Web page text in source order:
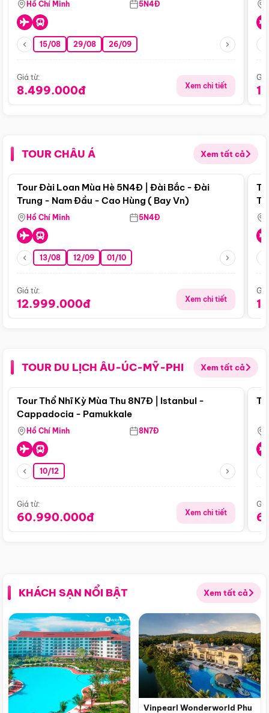
Hồ Chí Minh 5N4Đ
15/08 29/08 26/09
Giá từ:
8.499.000đ Xem chi tiết
TOUR CHÂU Á Xem tất cả
Điểm nổi bật
Tour Đài Loan Mùa Hè 5N4Đ | Đài Bắc - Đài
Trung - Nam Đầu - Cao Hùng ( Bay Vn)
Hồ Chí Minh 5N4Đ
13/08 12/09 01/10
Giá từ:
12.999.000đ Xem chi tiết
TOUR DU LỊCH ÂU-ÚC-MỸ-PHI Xem tất cả
Điểm nổi bật
Tour Thổ Nhĩ Kỳ Mùa Thu 8N7Đ | Istanbul -
Cappadocia - Pamukkale
Hồ Chí Minh 8N7Đ
10/12
Giá từ:
60.990.000đ Xem chi tiết
KHÁCH SẠN NỔI BẬT Xem tất cả
Vinpearl Wonderworld Phu